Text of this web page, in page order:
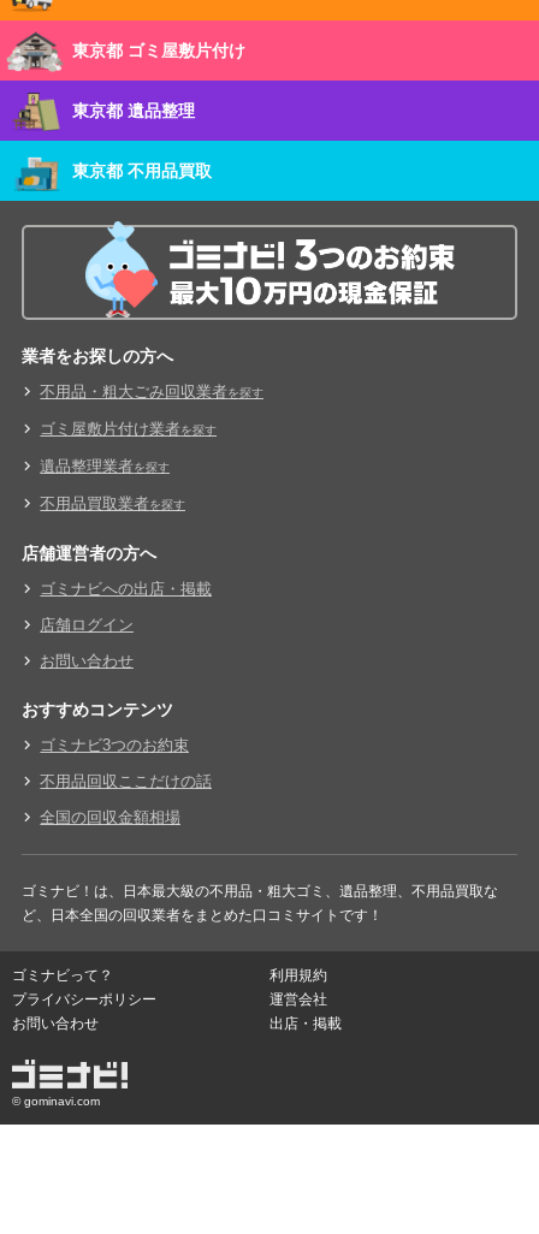
東京都 ゴミ屋敷片付け
東京都 遺品整理
東京都 不用品買取
業者をお探しの方へ
不用品・粗大ごみ回収業者を探す
ゴミ屋敷片付け業者を探す
遺品整理業者を探す
不用品買取業者を探す
店舗運営者の方へ
ゴミナビへの出店・掲載
店舗ログイン
お問い合わせ
おすすめコンテンツ
ゴミナビ3つのお約束
不用品回収ここだけの話
全国の回収金額相場
ゴミナビ！は、日本最大級の不用品・粗大ゴミ、遺品整理、不用品買取な
ど、日本全国の回収業者をまとめた口コミサイトです！
ゴミナビって？
利用規約
プライバシーポリシー
運営会社
お問い合わせ
出店・掲載
© gominavi.com